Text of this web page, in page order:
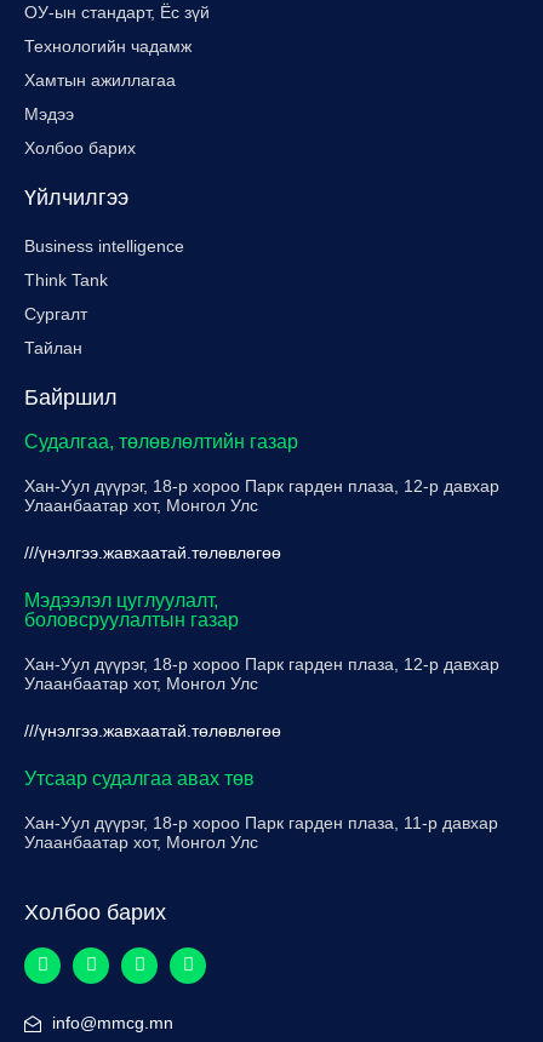
ОУ-ын стандарт, Ёс зүй
Технологийн чадамж
Хамтын ажиллагаа
Мэдээ
Холбоо барих
Үйлчилгээ
Business intelligence
Think Tank
Сургалт
Тайлан
Байршил
Судалгаа, төлөвлөлтийн газар
Хан-Уул дүүрэг, 18-р хороо Парк гарден плаза, 12-р давхар
Улаанбаатар хот, Монгол Улс
///үнэлгээ.жавхаатай.төлөвлөгөө
Мэдээлэл цуглуулалт,
боловсруулалтын газар
Хан-Уул дүүрэг, 18-р хороо Парк гарден плаза, 12-р давхар
Улаанбаатар хот, Монгол Улс
///үнэлгээ.жавхаатай.төлөвлөгөө
Утсаар судалгаа авах төв
Хан-Уул дүүрэг, 18-р хороо Парк гарден плаза, 11-р давхар
Улаанбаатар хот, Монгол Улс
Холбоо барих
info@mmcg.mn